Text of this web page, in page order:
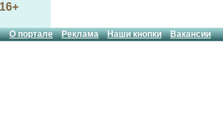
О портале Реклама Наши кнопки Вакансии